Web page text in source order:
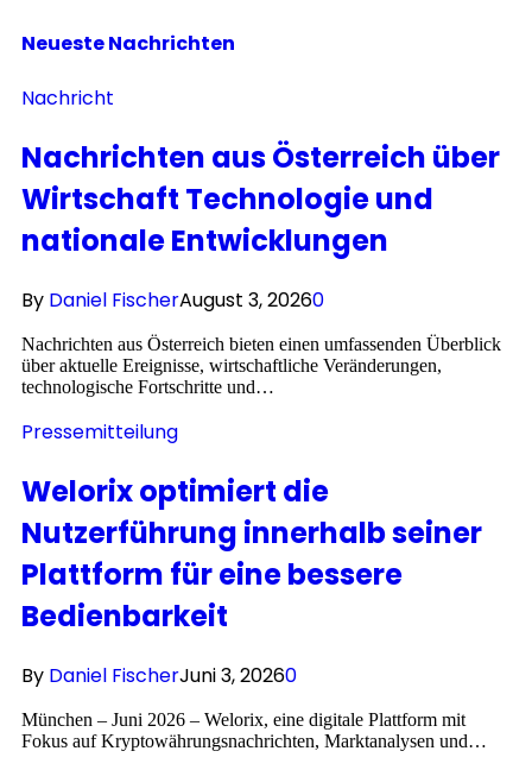
NeuesteNachrichten
Nachricht
Nachrichten aus Österreich über
Wirtschaft Technologie und
nationale Entwicklungen
By Daniel FischerAugust 3, 20260
Nachrichten aus Österreich bieten einen umfassenden Überblick
über aktuelle Ereignisse, wirtschaftliche Veränderungen,
technologische Fortschritte und…
Pressemitteilung
Welorix optimiert die
Nutzerführung innerhalb seiner
Plattform für eine bessere
Bedienbarkeit
By Daniel FischerJuni 3, 20260
München – Juni 2026 – Welorix, eine digitale Plattform mit
Fokus auf Kryptowährungsnachrichten, Marktanalysen und…